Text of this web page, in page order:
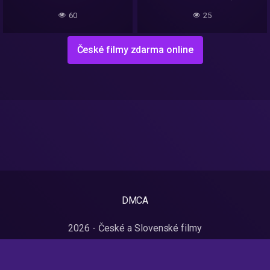
60 25
České filmy zdarma online
DMCA
2026 - České a Slovenské filmy